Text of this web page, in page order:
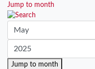
Jump to month
Jump to month